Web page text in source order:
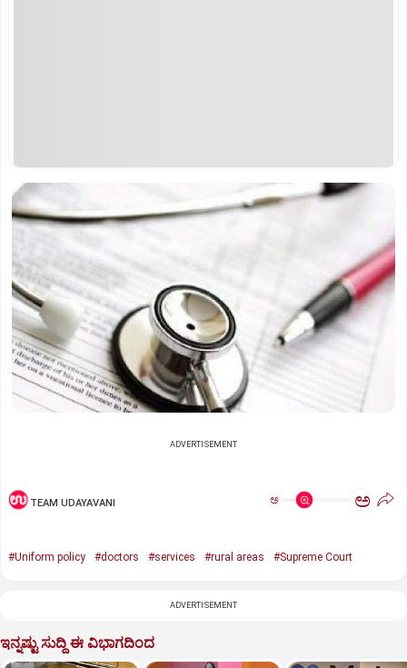
ADVERTISEMENT
TEAM UDAYAVANI ಅ ಅ
#Uniform policy #doctors #services #rural areas #Supreme Court
ADVERTISEMENT
ಇನ್ನಷ್ಟು ಸುದ್ದಿ ಈ ವಿಭಾಗದಿಂದ